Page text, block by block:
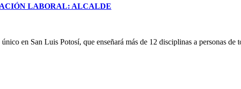
LABORAL: ALCALDE
en San Luis Potosí, que enseñará más de 12 disciplinas a personas de